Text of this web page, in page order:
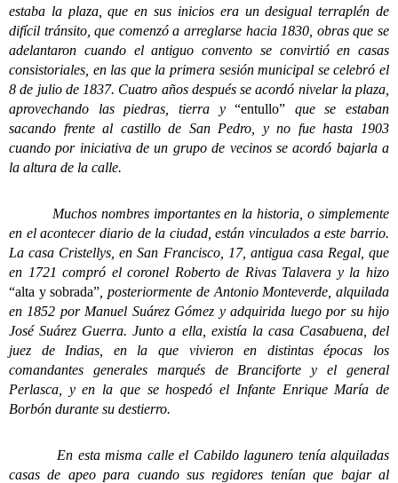
estaba la plaza, que en sus inicios era un desigual terraplén de
difícil tránsito, que comenzó a arreglarse hacia 1830, obras que se
adelantaron cuando el antiguo convento se convirtió en casas
consistoriales, en las que la primera sesión municipal se celebró el
8 de julio de 1837. Cuatro años después se acordó nivelar la plaza,
aprovechando las piedras, tierra y“entullo” que se estaban
sacando frente al castillo de San Pedro, y no fue hasta 1903
cuando por iniciativa de un grupo de vecinos se acordó bajarla a
la altura de la calle.
Muchos nombres importantes en la historia, o simplemente
en el acontecer diario de la ciudad, están vinculados a este barrio.
La casa Cristellys, en San Francisco, 17, antigua casa Regal, que
en 1721 compró el coronel Roberto de Rivas Talavera y la hizo
“alta y sobrada” , posteriormente de Antonio Monteverde, alquilada
en 1852 por Manuel Suárez Gómez y adquirida luego por su hijo
José Suárez Guerra. Junto a ella, existía la casa Casabuena, del
juez de Indias, en la que vivieron en distintas épocas los
comandantes generales marqués de Branciforte y el general
Perlasca, y en la que se hospedó el Infante Enrique María de
Borbón durante su destierro.
En esta misma calle el Cabildo lagunero tenía alquiladas
casas de apeo para cuando sus regidores tenían que bajar al